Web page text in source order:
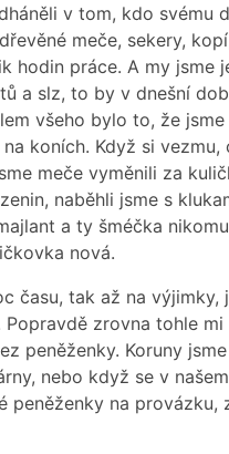
v tom, kdo svému
meče, sekery,
hodin práce. A my jsme
a slz, to by v dnešní
všeho bylo to, že
koních. Když si
meče vyměnili za
naběhli jsme s
a ty šméčka
nová.
času, tak až na
zrovna tohle
peněženky. Koruny
nebo když se v
peněženky na